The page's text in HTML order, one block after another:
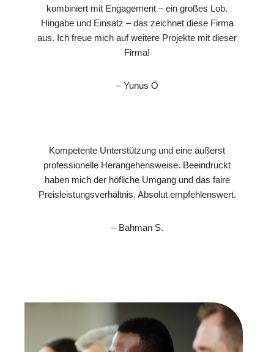
kombiniert mit Engagement – ein großes Lob.
Hingabe und Einsatz – das zeichnet diese Firma
aus. Ich freue mich auf weitere Projekte mit dieser
Firma!
– Yunus Ö
Kompetente Unterstützung und eine äußerst
professionelle Herangehensweise. Beeindruckt
haben mich der höfliche Umgang und das faire
Preisleistungsverhältnis. Absolut empfehlenswert.
– Bahman S.